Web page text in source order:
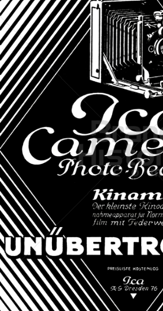
ICA AKTIENGESELLSCHAFT, DRESDEN
1926